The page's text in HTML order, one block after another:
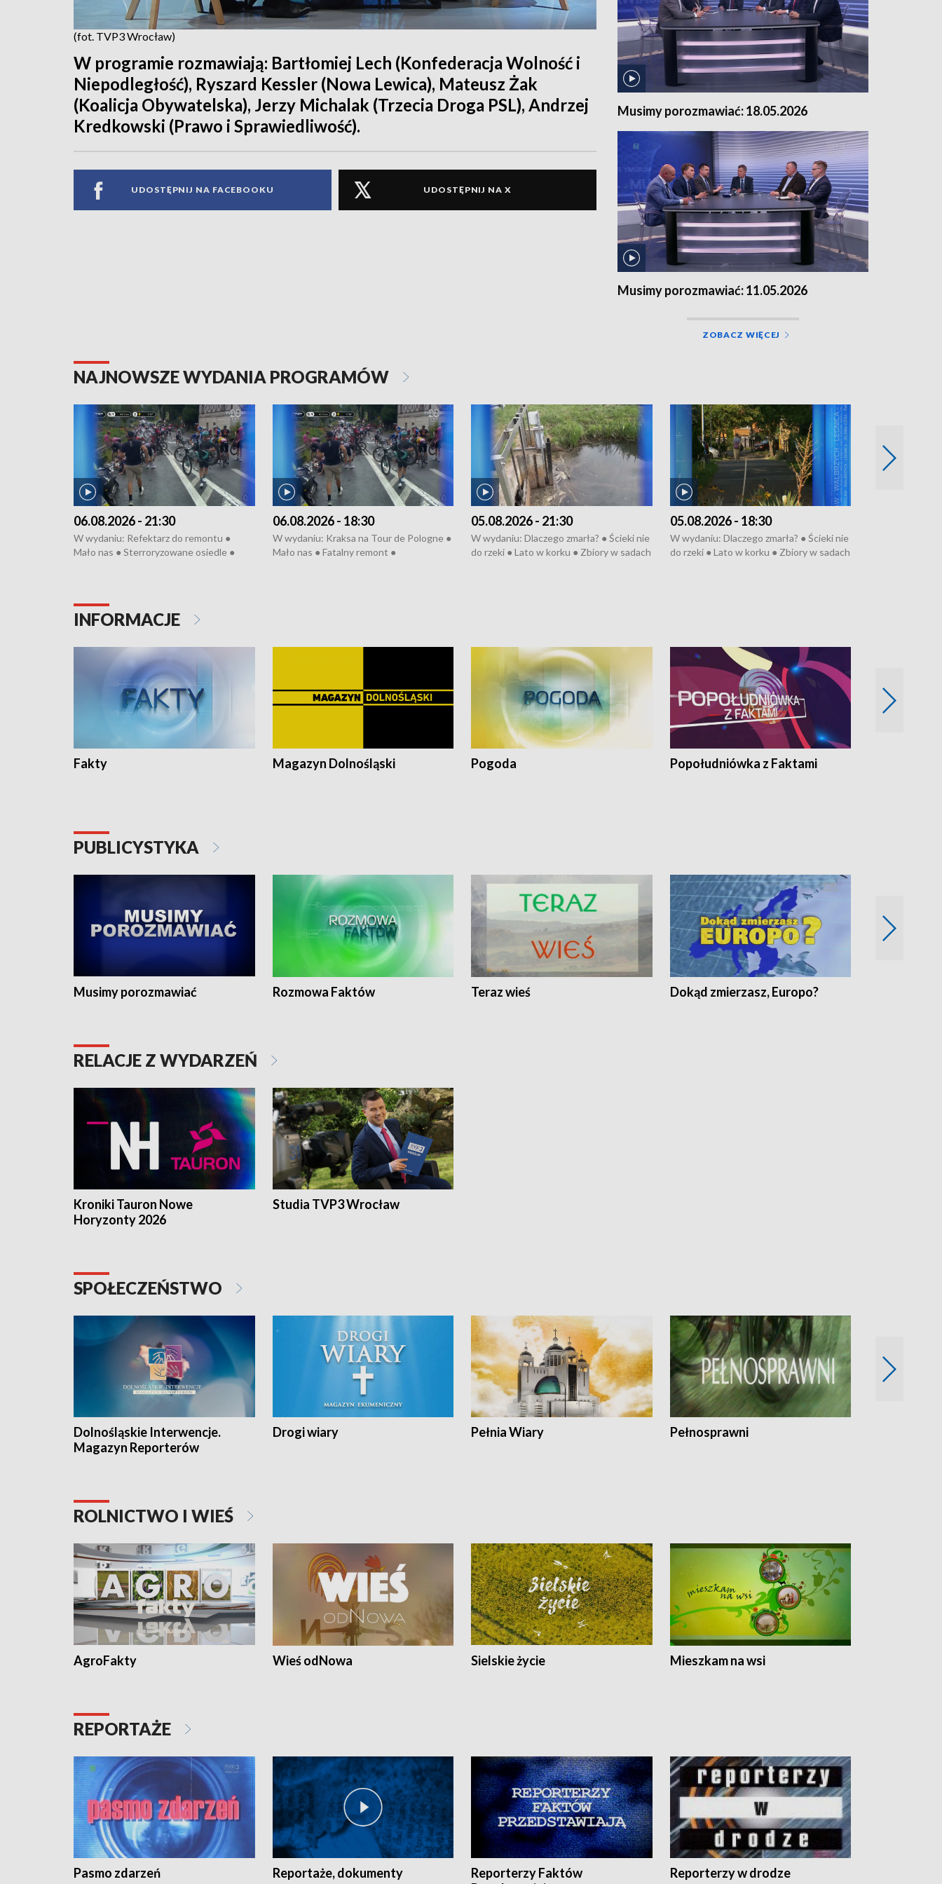
(fot. TVP3 Wrocław)
W programie rozmawiają: Bartłomiej Lech (Konfederacja Wolność i
Niepodległość), Ryszard Kessler (Nowa Lewica), Mateusz Żak
(Koalicja Obywatelska), Jerzy Michalak (Trzecia Droga PSL), Andrzej
Kredkowski (Prawo i Sprawiedliwość).
UDOSTĘPNIJ NA FACEBOOKU UDOSTĘPNIJ NA X
Musimy porozmawiać: 18.05.2026
Musimy porozmawiać: 11.05.2026
ZOBACZ WIĘCEJ
NAJNOWSZE WYDANIA PROGRAMÓW
06.08.2026 - 21:30
W wydaniu: Refektarz do remontu ●
Mało nas ● Sterroryzowane osiedle ●
Pologne
06.08.2026 - 18:30
W wydaniu: Kraksa na Tour de Pologne ●
Mało nas ● Fatalny remont ●
05.08.2026 - 21:30
W wydaniu: Dlaczego zmarła? ● Ścieki nie
do rzeki ● Lato w korku ● Zbiory w sadach
05.08.2026 - 18:30
W wydaniu: Dlaczego zmarła? ● Ścieki nie
do rzeki ● Lato w korku ● Zbiory w sadach
INFORMACJE
Fakty Magazyn Dolnośląski Pogoda Popołudniówka z Faktami
PUBLICYSTYKA
Musimy porozmawiać Rozmowa Faktów Teraz wieś Dokąd zmierzasz, Europo?
RELACJE Z WYDARZEŃ
Kroniki Tauron Nowe
Horyzonty 2026
Studia TVP3 Wrocław
SPOŁECZEŃSTWO
Dolnośląskie Interwencje.
Magazyn Reporterów
Drogi wiary Pełnia Wiary Pełnosprawni
ROLNICTWO I WIEŚ
AgroFakty Wieś odNowa Sielskie życie Mieszkam na wsi
REPORTAŻE
Pasmo zdarzeń Reportaże, dokumenty
Reporterzy Faktów
Reporterzy w drodze